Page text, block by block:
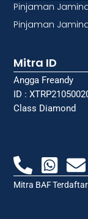
Pinjaman
Pinjaman
Mitra ID
Angga Freandy
ID :
Class Diamond
Mitra BAF